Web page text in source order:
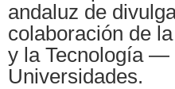
andaluz de
colaboración de
y la Tecnología —
Universidades.